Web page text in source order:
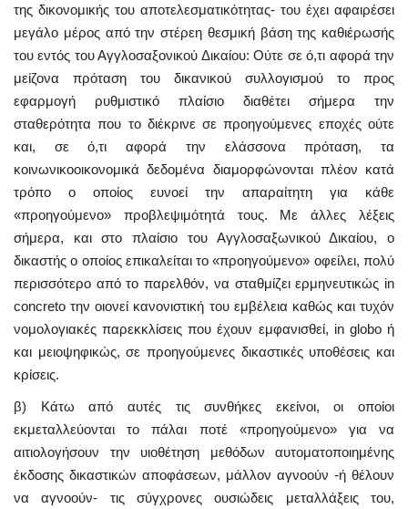
της δικονομικής του αποτελεσματικότητας- του έχει αφαιρέσει
μεγάλο μέρος από την στέρεη θεσμική βάση της καθιέρωσής
του εντός του Αγγλοσαξονικού Δικαίου: Ούτε σε ό,τι αφορά την
μείζονα πρόταση του δικανικού συλλογισμού το προς
εφαρμογή ρυθμιστικό πλαίσιο διαθέτει σήμερα την
σταθερότητα που το διέκρινε σε προηγούμενες εποχές ούτε
και, σε ό,τι αφορά την ελάσσονα πρόταση, τα
κοινωνικοοικονομικά δεδομένα διαμορφώνονται πλέον κατά
τρόπο ο οποίος ευνοεί την απαραίτητη για κάθε
«προηγούμενο» προβλεψιμότητά τους. Με άλλες λέξεις
σήμερα, και στο πλαίσιο του Αγγλοσαξωνικού Δικαίου, ο
δικαστής ο οποίος επικαλείται το «προηγούμενο» οφείλει, πολύ
περισσότερο από το παρελθόν, να σταθμίζει ερμηνευτικώς in
concreto την οιονεί κανονιστική του εμβέλεια καθώς και τυχόν
νομολογιακές παρεκκλίσεις που έχουν εμφανισθεί, in globo ή
και μειοψηφικώς, σε προηγούμενες δικαστικές υποθέσεις και
κρίσεις.
β) Κάτω από αυτές τις συνθήκες εκείνοι, οι οποίοι
εκμεταλλεύονται το πάλαι ποτέ «προηγούμενο» για να
αιτιολογήσουν την υιοθέτηση μεθόδων αυτοματοποιημένης
έκδοσης δικαστικών αποφάσεων, μάλλον αγνοούν -ή θέλουν
να αγνοούν- τις σύγχρονες ουσιώδεις μεταλλάξεις του,